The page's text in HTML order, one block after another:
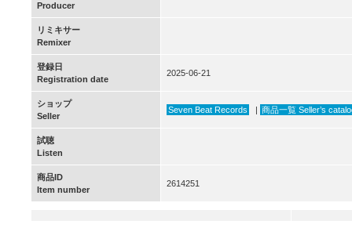
Producer
リミキサー
Remixer
登録日
Registration date
2025-06-21
ショップ
Seller
Seven Beat Records | 商品一覧 Seller’s
試聴
Listen
商品ID
Item number
2614251